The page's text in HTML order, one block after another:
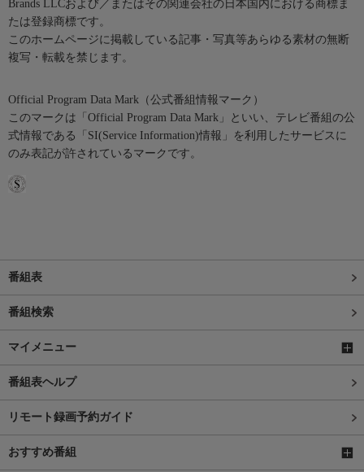
Brands LLCおよび／またはその関連会社の日本国内における商標ま
たは登録商標です。
このホームページに掲載している記事・写真等あらゆる素材の無断
複写・転載を禁じます。
Official Program Data Mark（公式番組情報マーク）
このマークは「Official Program Data Mark」といい、テレビ番組の公
式情報である「SI(Service Information)情報」を利用したサービスに
のみ表記が許されているマークです。
番組表
番組検索
マイメニュー
番組表ヘルプ
リモート録画予約ガイド
おすすめ番組